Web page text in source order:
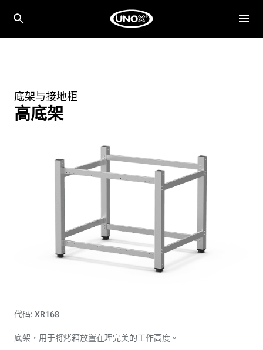
底架与接地柜
高底架
代码: XR168
底架，用于将烤箱放置在理完美的工作高度。